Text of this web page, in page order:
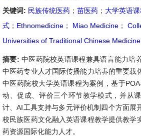
关键词: 民族传统医药 ； 苗医药 ； 大学英语课
式 ； Ethnomedicine ； Miao Medicine ；
Universities of Traditional Chinese Medicine
摘要: 中医药院校英语课程兼具语言能力培
中医药专业人才国际传播能力培养的重要载
中医药院校大学英语课程为案例，基于
动、促成、评价三个环节教学模式，并从
计、AI工具支持与多元评价机制四个方面展
校民族医药文化融入英语课程教学提供教学
药资源国际化能力人才。